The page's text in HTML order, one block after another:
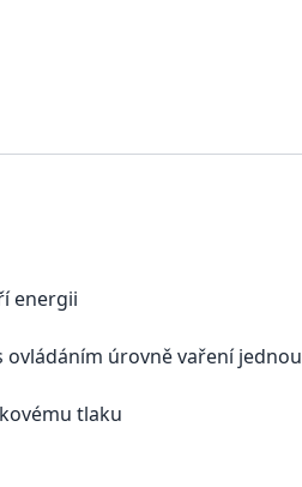
energii
​​ovládáním úrovně vaření jednou
tlaku